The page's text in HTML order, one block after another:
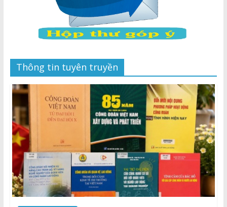
Thông tin tuyên truyền